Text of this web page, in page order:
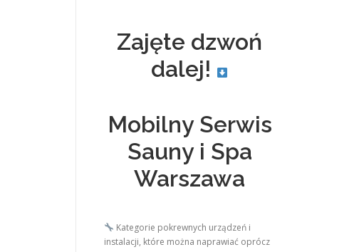
Zajęte dzwoń
dalej!
Mobilny Serwis
Sauny i Spa
Warszawa
Kategorie pokrewnych urządzeń i
instalacji, które można naprawiać oprócz